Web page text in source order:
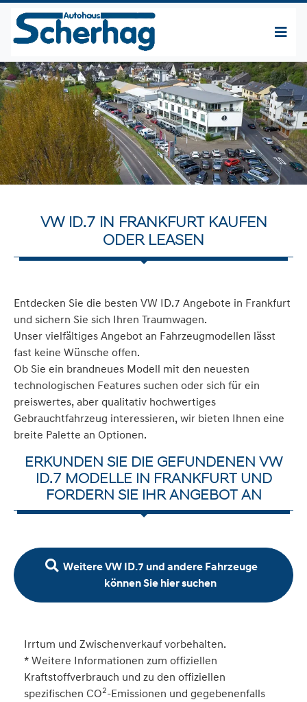
VW ID.7 IN FRANKFURT KAUFEN
ODER LEASEN
Entdecken Sie die besten VW ID.7 Angebote in Frankfurt
und sichern Sie sich Ihren Traumwagen.
Unser vielfältiges Angebot an Fahrzeugmodellen lässt
fast keine Wünsche offen.
Ob Sie ein brandneues Modell mit den neuesten
technologischen Features suchen oder sich für ein
preiswertes, aber qualitativ hochwertiges
Gebrauchtfahrzeug interessieren, wir bieten Ihnen eine
breite Palette an Optionen.
ERKUNDEN SIE DIE GEFUNDENEN VW
ID.7 MODELLE IN FRANKFURT UND
FORDERN SIE IHR ANGEBOT AN
Weitere VW ID.7 und andere Fahrzeuge
können Sie hier suchen
Irrtum und Zwischenverkauf vorbehalten.
* Weitere Informationen zum offiziellen
Kraftstoffverbrauch und zu den offiziellen
spezifischen CO2-Emissionen und gegebenenfalls